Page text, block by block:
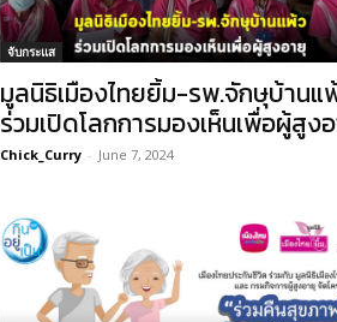
จับกระแส
มูลนิธิเมืองไทยยิ้ม-รพ.จักษุบ้านแ
ร่วมเปิดโลกการมองเห็นเพื่อผู้สูง
Chick_Curry - June 7, 2024